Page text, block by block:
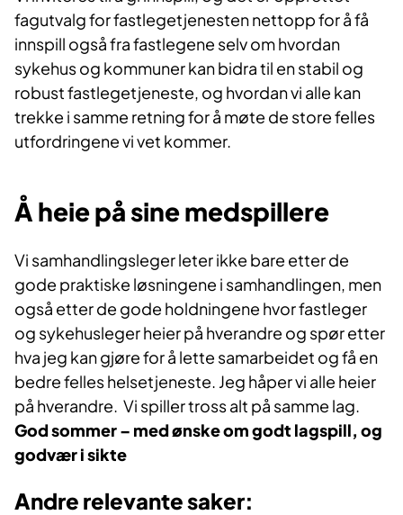
fagutvalg for fastlegetjenesten nettopp for å få
innspill også fra fastlegene selv om hvordan
sykehus og kommuner kan bidra til en stabil og
robust fastlegetjeneste, og hvordan vi alle kan
trekke i samme retning for å møte de store felles
utfordringene vi vet kommer.
Å heie på sine medspillere
Vi samhandlingsleger leter ikke bare etter de
gode praktiske løsningene i samhandlingen, men
også etter de gode holdningene hvor fastleger
og sykehusleger heier på hverandre og spør etter
hva jeg kan gjøre for å lette samarbeidet og få en
bedre felles helsetjeneste. Jeg håper vi alle heier
på hverandre. Vi spiller tross alt på samme lag.
God sommer – med ønske om godt lagspill, og
godvær i sikte
Andre relevante saker: